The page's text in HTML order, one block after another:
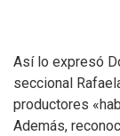
Así lo expresó
seccional
productores
Además,